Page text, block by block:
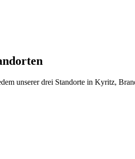
unserer drei Standorte in Kyritz,